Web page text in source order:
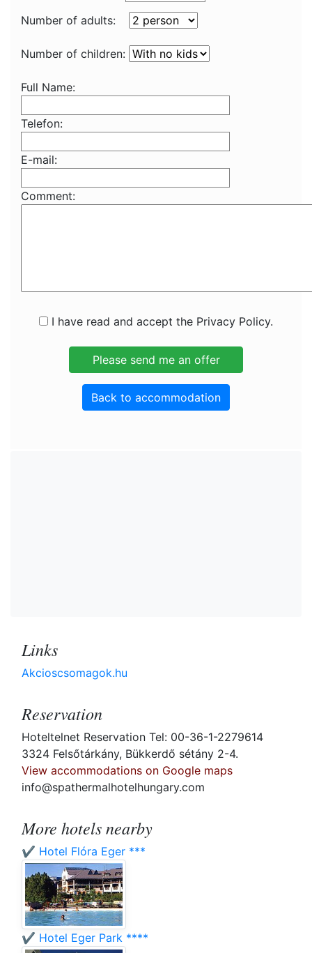
Number of adults:
Number of children:
Full Name:
Telefon:
E-mail:
Comment:
I have read and accept the Privacy Policy.
Back to accommodation
Links
Akcioscsomagok.hu
Reservation
Hoteltelnet Reservation Tel: 00-36-1-2279614
3324 Felsőtárkány, Bükkerdő sétány 2-4.
View accommodations on Google maps
info@spathermalhotelhungary.com
More hotels nearby
✔️ Hotel Flóra Eger ***
✔️ Hotel Eger Park ****